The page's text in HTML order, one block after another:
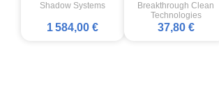
Shadow Systems
1 584,00 €
Breakthrough Clean
Technologies
37,80 €